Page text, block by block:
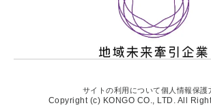
サイトの利用について個人情報保護
Copyright (c) KONGO CO., LTD. All